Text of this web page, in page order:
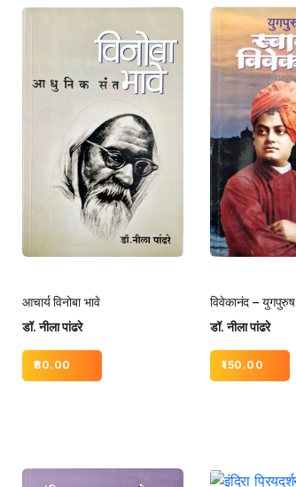
आचार्य विनोबा भावे
डॉ. नीला पांढरे
80.00
विवेकानंद – युगपुरुष
डॉ. नीला पांढरे
150.00